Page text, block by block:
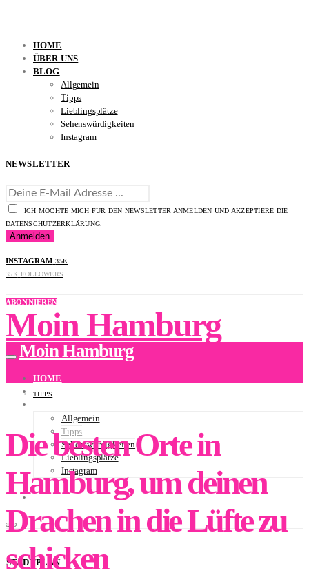
HOME
ÜBER UNS
BLOG
Allgemein
Tipps
Lieblingsplätze
Sehenswürdigkeiten
Instagram
NEWSLETTER
ICH MÖCHTE MICH FÜR DEN NEWSLETTER ANMELDEN UND AKZEPTIERE DIE
DATENSCHUTZERKLÄRUNG.
INSTAGRAM 35K
35K FOLLOWERS
ABONNIEREN
Moin Hamburg
Moin Hamburg
HOME
ÜBER UNS
Allgemein
Tipps
Sehenswürdigkeiten
Lieblingsplätze
Instagram
NEWSLETTER
STADTPLAN
TIPPS
Die besten Orte in
Hamburg, um deinen
Drachen in die Lüfte zu
schicken